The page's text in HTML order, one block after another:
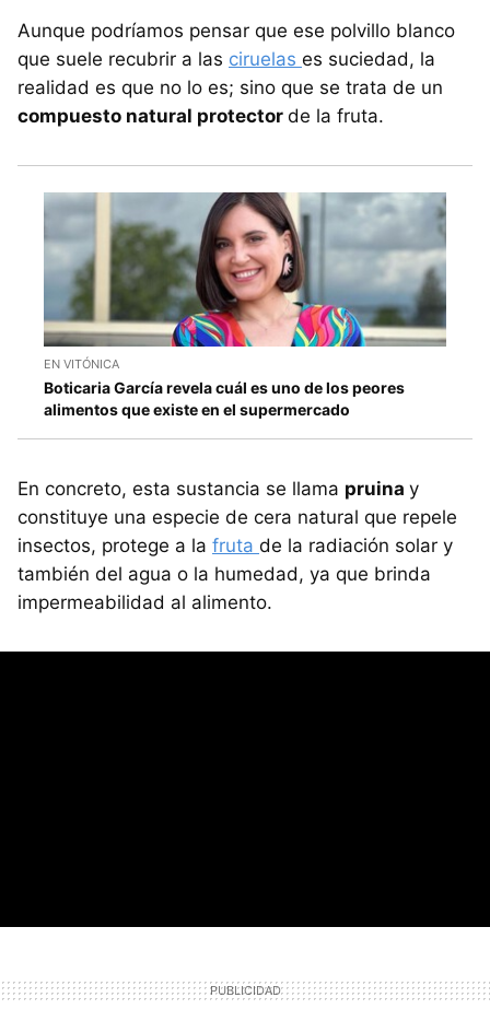
Aunque podríamos pensar que ese polvillo blanco
que suele recubrir a las ciruelas es suciedad, la
realidad es que no lo es; sino que se trata de un
compuesto natural protector de la fruta.
EN VITÓNICA
Boticaria García revela cuál es uno de los peores
alimentos que existe en el supermercado
En concreto, esta sustancia se llama pruina y
constituye una especie de cera natural que repele
insectos, protege a la fruta de la radiación solar y
también del agua o la humedad, ya que brinda
impermeabilidad al alimento.